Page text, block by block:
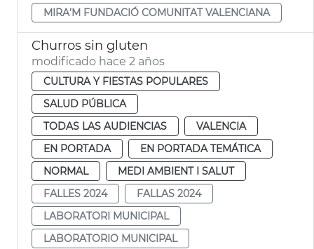
MIRA’M FUNDACIÓ COMUNITAT VALENCIANA
Churros sin gluten
modificado hace 2 años
CULTURA Y FIESTAS POPULARES
SALUD PÚBLICA
TODAS LAS AUDIENCIAS
VALENCIA
EN PORTADA
EN PORTADA TEMÁTICA
NORMAL
MEDI AMBIENT I SALUT
FALLES 2024
FALLAS 2024
LABORATORI MUNICIPAL
LABORATORIO MUNICIPAL